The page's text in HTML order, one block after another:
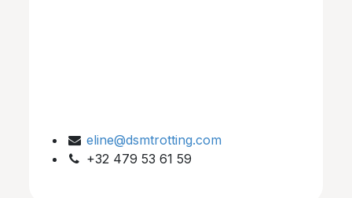
eline@dsmtrotting.com
+32 479 53 61 59